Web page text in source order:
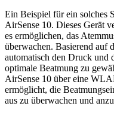
Ein Beispiel für ein solches
AirSense 10. Dieses Gerät
es ermöglichen, das
überwachen. Basierend auf
automatisch den Druck und
optimale Beatmung zu
AirSense 10 über eine
ermöglicht, die
aus zu überwachen und